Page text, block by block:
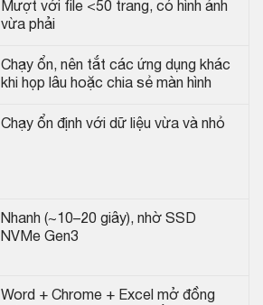
Mượt với file <50 trang, có hình ảnh
vừa phải
Chạy ổn, nên tắt các ứng dụng khác
khi họp lâu hoặc chia sẻ màn hình
Chạy ổn định với dữ liệu vừa và nhỏ
Nhanh (~10–20 giây), nhờ SSD
NVMe Gen3
Word + Chrome + Excel mở đồng